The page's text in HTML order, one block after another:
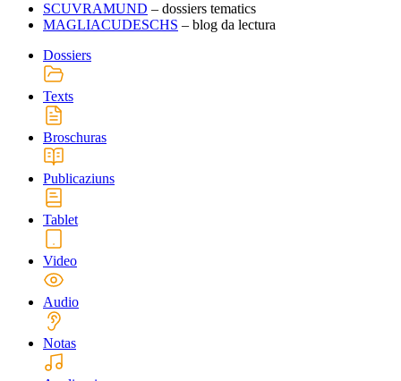
SCUVRAMUND – dossiers tematics
MAGLIACUDESCHS – blog da lectura
Dossiers
Texts
Broschuras
Publicaziuns
Tablet
Video
Audio
Notas